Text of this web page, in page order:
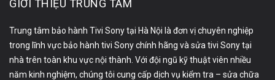
GIỚI THIỆU TRUNG TÂM
Trung tâm bảo hành Tivi Sony tại Hà Nội là đơn vị chuyên nghiệp
trong lĩnh vực bảo hành tivi Sony chính hãng và sửa tivi Sony tại
nhà trên toàn khu vực nội thành. Với đội ngũ kỹ thuật viên nhiều
năm kinh nghiệm, chúng tôi cung cấp dịch vụ kiểm tra – sửa chữa